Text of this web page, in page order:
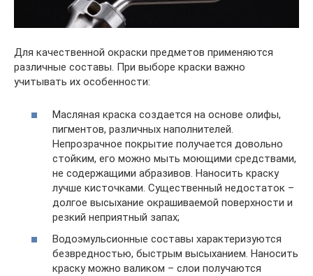
Для качественной окраски предметов применяются
различные составы. При выборе краски важно
учитывать их особенности:
Масляная краска создается на основе олифы,
пигментов, различных наполнителей.
Непрозрачное покрытие получается довольно
стойким, его можно мыть моющими средствами,
не содержащими абразивов. Наносить краску
лучше кисточками. Существенный недостаток –
долгое высыхание окрашиваемой поверхности и
резкий неприятный запах;
Водоэмульсионные составы характеризуются
безвредностью, быстрым высыханием. Наносить
краску можно валиком – слои получаются